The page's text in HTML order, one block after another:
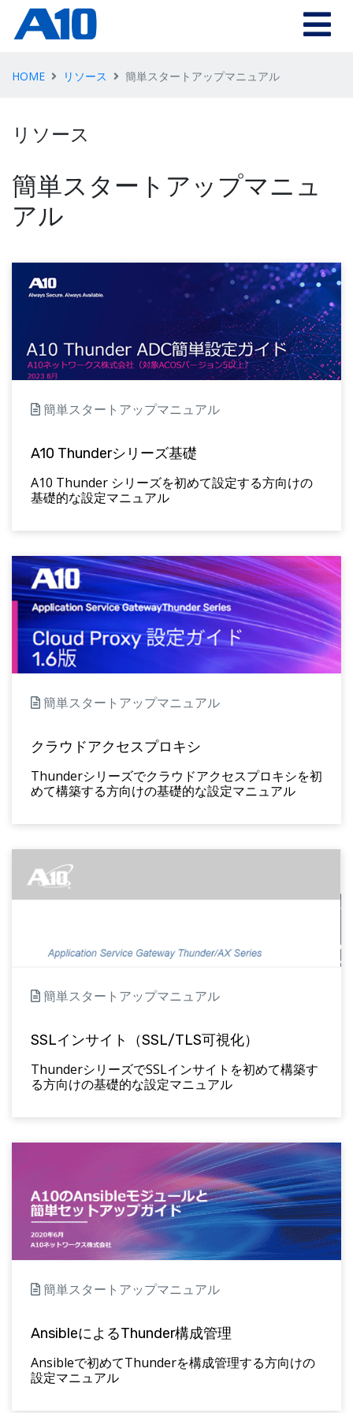
HOME リソース 簡単スタートアップマニュアル
リソース
簡単スタートアップマニュ
アル
簡単スタートアップマニュアル
A10 Thunderシリーズ基礎
A10 Thunder シリーズを初めて設定する方向けの
基礎的な設定マニュアル
簡単スタートアップマニュアル
クラウドアクセスプロキシ
Thunderシリーズでクラウドアクセスプロキシを初
めて構築する方向けの基礎的な設定マニュアル
簡単スタートアップマニュアル
SSLインサイト（SSL/TLS可視化）
ThunderシリーズでSSLインサイトを初めて構築す
る方向けの基礎的な設定マニュアル
簡単スタートアップマニュアル
AnsibleによるThunder構成管理
Ansibleで初めてThunderを構成管理する方向けの
設定マニュアル